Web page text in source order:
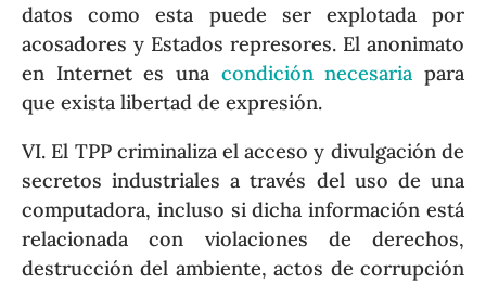
datos como esta puede ser explotada por
acosadores y Estados represores. El anonimato
en Internet es una condición necesaria para
que exista libertad de expresión.
VI. El TPP criminaliza el acceso y divulgación de
secretos industriales a través del uso de una
computadora, incluso si dicha información está
relacionada con violaciones de derechos,
destrucción del ambiente, actos de corrupción